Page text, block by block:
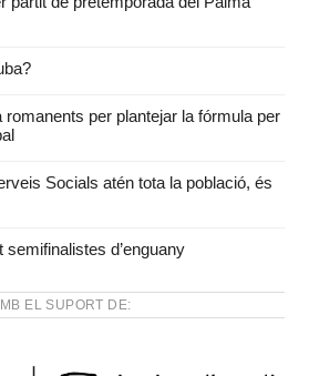
romanents per plantejar la fórmula per
Socials atén tota la població, és
d’enguany
EL SUPORT DE: